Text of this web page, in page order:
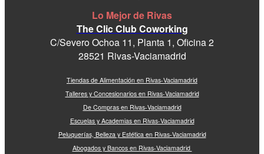
Lo Mejor de Rivas
The Clic Club Coworking
C/Severo Ochoa 11, Planta 1, Oficina 2
28521 Rivas-Vaciamadrid
Tiendas de Alimentación en Rivas-Vaciamadrid
Talleres y Concesionarios en Rivas-Vaciamadrid
De Compras en Rivas-Vaciamadrid
Escuelas y Academias en Rivas-Vaciamadrid
Peluquerías, Belleza y Estética en Rivas-Vaciamadrid
Abogados y Bancos en Rivas-Vaciamadrid